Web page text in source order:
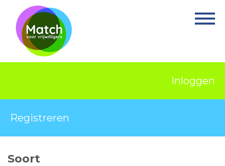
Home
Activiteiten
Projecten
Over Match
Inloggen
Registreren
Soort